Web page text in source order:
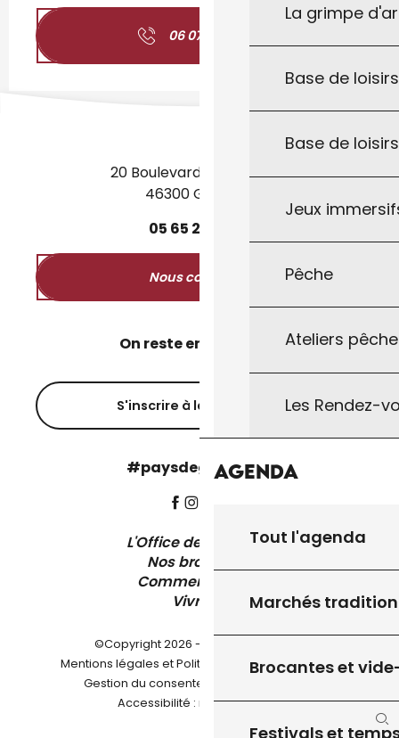
La grimpe
Base de
Base de
Jeux
Pêche
Ateliers
Les Rendez-
Agenda
Tout l'agenda
Marchés
Brocantes et
Festivals et
06 07 65 05
20 Boulevard des Martyrs
46300 Gourdon
05 65 27
Nous contacter
On reste en contact ?
S'inscrire à la newsletter
#paysdegourdon !
L'Office de Tourisme
Nos brochures
Comment venir ?
Vivre ici
©Copyright 2026 - Pays de Gourdon
Mentions légales et Politique de confidentialité-
Gestion du consentement
Accessibilité : non conforme